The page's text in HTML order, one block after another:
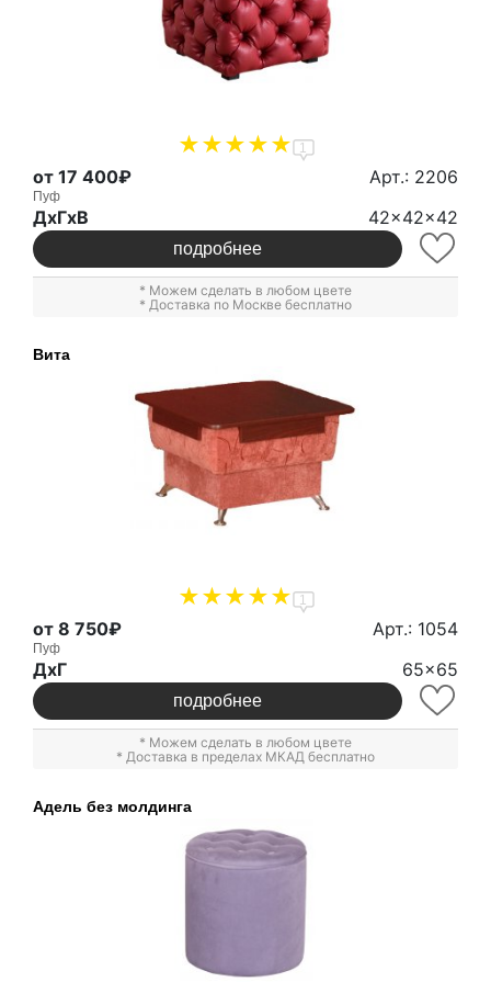
1
от 17 400₽ Арт.: 2206
Пуф
ДxГxВ 42x42x42
подробнее
* Можем сделать в любом цвете
* Доставка по Москве бесплатно
Вита
1
от 8 750₽ Арт.: 1054
Пуф
ДxГ 65x65
подробнее
* Можем сделать в любом цвете
* Доставка в пределах МКАД бесплатно
Адель без молдинга